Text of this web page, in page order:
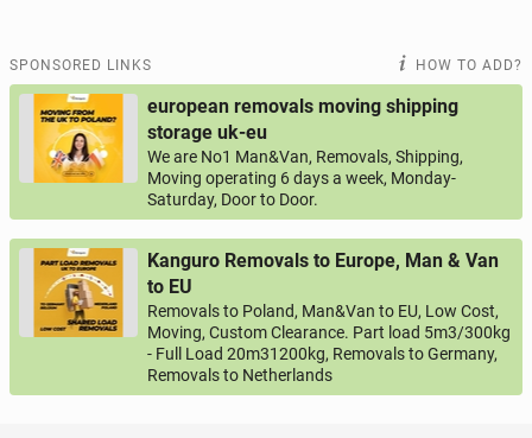
SPONSORED LINKS HOW TO ADD?
european removals moving shipping
storage uk-eu
We are No1 Man&Van, Removals, Shipping,
Moving operating 6 days a week, Monday-
Saturday, Door to Door.
Kanguro Removals to Europe, Man & Van
to EU
Removals to Poland, Man&Van to EU, Low Cost,
Moving, Custom Clearance. Part load 5m3/300kg
- Full Load 20m31200kg, Removals to Germany,
Removals to Netherlands